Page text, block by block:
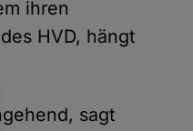
ihren
HVD, hängt
sagt